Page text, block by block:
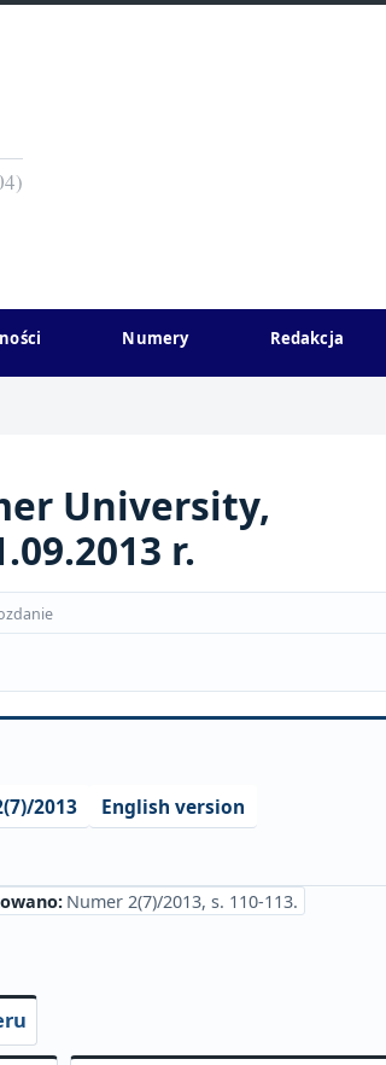
Numery Redakcja
University,
r.
2013 English version
Numer 2(7)/2013, s. 110-113.